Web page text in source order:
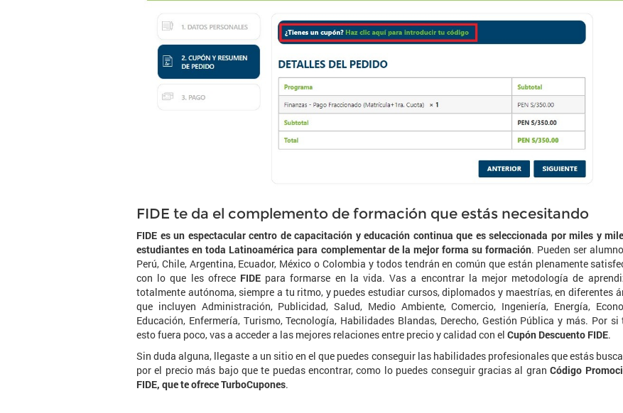
FIDE te da el complemento de formación que estás necesitando
FIDE es un espectacular centro de capacitación y educación continua que es seleccionada por miles y
estudiantes en toda Latinoamérica para complementar de la mejor forma su formación. Pueden ser
Perú, Chile, Argentina, Ecuador, México o Colombia y todos tendrán en común que están plenamente
con lo que les ofrece FIDEpara formarse en la vida. Vas a encontrar la mejor metodología de
totalmente autónoma, siempre a tu ritmo, y puedes estudiar cursos, diplomados y maestrías, en diferentes
que incluyen Administración, Publicidad, Salud, Medio Ambiente, Comercio, Ingeniería, Energía,
Educación, Enfermería, Turismo, Tecnología, Habilidades Blandas, Derecho, Gestión Pública y más. Por si
esto fuera poco, vas a acceder a las mejores relaciones entre precio y calidad con el Cupón Descuento FIDE.
Sin duda alguna, llegaste a un sitio en el que puedes conseguir las habilidades profesionales que estás
por el precio más bajo que te puedas encontrar, como lo puedes conseguir gracias al granCódigo
FIDE, que te ofrece TurboCupones.